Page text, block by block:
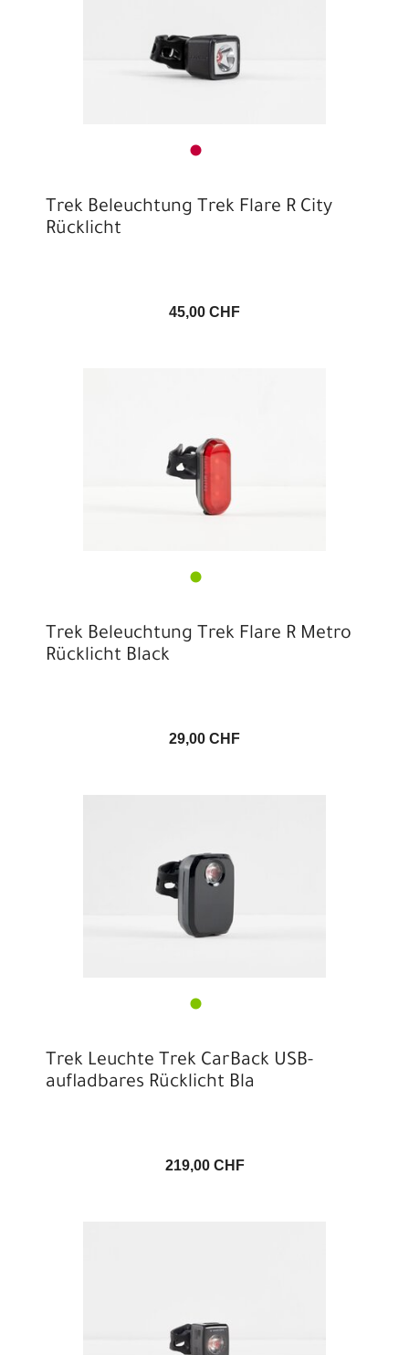
Trek Beleuchtung Trek Flare R City
Rücklicht
45,00 CHF
Trek Beleuchtung Trek Flare R Metro
Rücklicht Black
29,00 CHF
Trek Leuchte Trek CarBack USB-
aufladbares Rücklicht Bla
219,00 CHF